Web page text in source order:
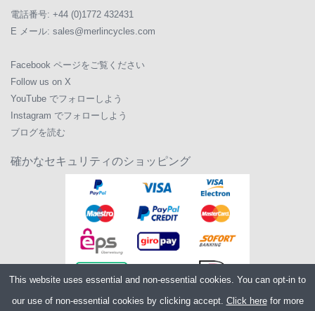
電話番号: +44 (0)1772 432431
E メール: sales@merlincycles.com
Facebook ページをご覧ください
Follow us on X
YouTube でフォローしよう
Instagram でフォローしよう
ブログを読む
確かなセキュリティのショッピング
This website uses essential and non-essential cookies. You can opt-in to
our use of non-essential cookies by clicking accept. Click herefor more